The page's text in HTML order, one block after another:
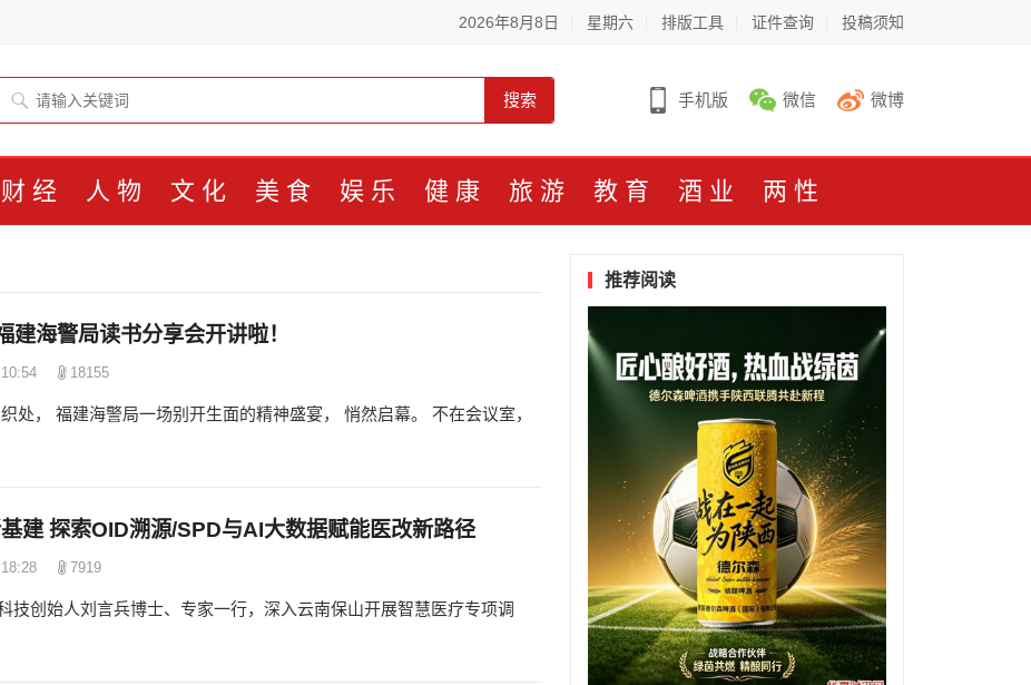
2026年8月8日 星期六 排版工具 证件查询 投稿须知
搜索 手机版 微信 微博
财经 人物 文化 美食 娱乐 健康 旅游 教育 酒业 两性
海警局读书分享会开讲啦！
18155
处， 福建海警局一场别开生面的精神盛宴， 悄然启幕。 不在会议室，
建 探索OID溯源/SPD与AI大数据赋能医改新路径
7919
技创始人刘言兵博士、专家一行，深入云南保山开展智慧医疗专项调
推荐阅读